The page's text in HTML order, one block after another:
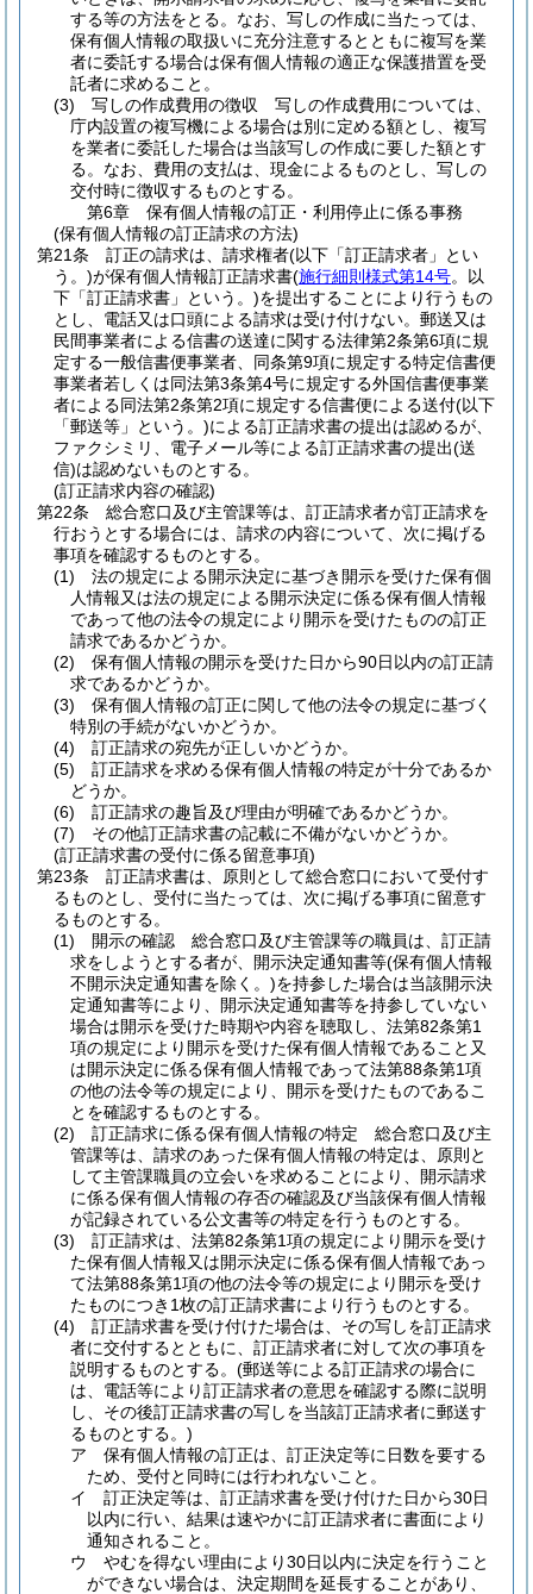
する等の方法をとる。 なお、写しの作成に当たっては、
保有個人情報の取扱いに充分注意するとともに複写を業
者に委託する場合は保有個人情報の適正な保護措置を受
託者に求めること。
(3)
写しの作成費用の徴収 写しの作成費用については、
庁内設置の複写機による場合は別に定める額とし、複写
を業者に委託した場合は当該写しの作成に要した額とす
る。 なお、費用の支払は、現金によるものとし、写しの
交付時に徴収するものとする。
第6章
保有個人情報の訂正・利用停止に係る事務
(保有個人情報の訂正請求の方法)
第21条
訂正の請求は、請求権者(以下「訂正請求者」とい
う。)が保有個人情報訂正請求書(施行細則様式第14号。以
下「訂正請求書」という。)を提出することにより行うもの
とし、電話又は口頭による請求は受け付けない。 郵送又は
民間事業者による信書の送達に関する法律第2条第6項に規
定する一般信書便事業者、同条第9項に規定する特定信書便
事業者若しくは同法第3条第4号に規定する外国信書便事業
者による同法第2条第2項に規定する信書便による送付(以下
「郵送等」という。)による訂正請求書の提出は認めるが、
ファクシミリ、電子メール等による訂正請求書の提出(送
信)は認めないものとする。
(訂正請求内容の確認)
第22条
総合窓口及び主管課等は、訂正請求者が訂正請求を
行おうとする場合には、請求の内容について、次に掲げる
事項を確認するものとする。
(1)
法の規定による開示決定に基づき開示を受けた保有個
人情報又は法の規定による開示決定に係る保有個人情報
であって他の法令の規定により開示を受けたものの訂正
請求であるかどうか。
(2)
保有個人情報の開示を受けた日から90日以内の訂正請
求であるかどうか。
(3)
保有個人情報の訂正に関して他の法令の規定に基づく
特別の手続がないかどうか。
(4)
訂正請求の宛先が正しいかどうか。
(5)
訂正請求を求める保有個人情報の特定が十分であるか
どうか。
(6)
訂正請求の趣旨及び理由が明確であるかどうか。
(7)
その他訂正請求書の記載に不備がないかどうか。
(訂正請求書の受付に係る留意事項)
第23条
訂正請求書は、原則として総合窓口において受付す
るものとし、受付に当たっては、次に掲げる事項に留意す
るものとする。
(1)
開示の確認 総合窓口及び主管課等の職員は、訂正請
求をしようとする者が、開示決定通知書等(保有個人情報
不開示決定通知書を除く。)を持参した場合は当該開示決
定通知書等により、開示決定通知書等を持参していない
場合は開示を受けた時期や内容を聴取し、法第82条第1
項の規定により開示を受けた保有個人情報であること又
は開示決定に係る保有個人情報であって法第88条第1項
の他の法令等の規定により、開示を受けたものであるこ
とを確認するものとする。
(2)
訂正請求に係る保有個人情報の特定 総合窓口及び主
管課等は、請求のあった保有個人情報の特定は、原則と
して主管課職員の立会いを求めることにより、開示請求
に係る保有個人情報の存否の確認及び当該保有個人情報
が記録されている公文書等の特定を行うものとする。
(3)
訂正請求は、法第82条第1項の規定により開示を受け
た保有個人情報又は開示決定に係る保有個人情報であっ
て法第88条第1項の他の法令等の規定により開示を受け
たものにつき1枚の訂正請求書により行うものとする。
(4)
訂正請求書を受け付けた場合は、その写しを訂正請求
者に交付するとともに、訂正請求者に対して次の事項を
説明するものとする。 (郵送等による訂正請求の場合に
は、電話等により訂正請求者の意思を確認する際に説明
し、その後訂正請求書の写しを当該訂正請求者に郵送す
るものとする。)
ア
保有個人情報の訂正は、訂正決定等に日数を要する
ため、受付と同時には行われないこと。
イ
訂正決定等は、訂正請求書を受け付けた日から30日
以内に行い、結果は速やかに訂正請求者に書面により
通知されること。
ウ
やむを得ない理由により30日以内に決定を行うこと
ができない場合は、決定期間を延長することがあり、